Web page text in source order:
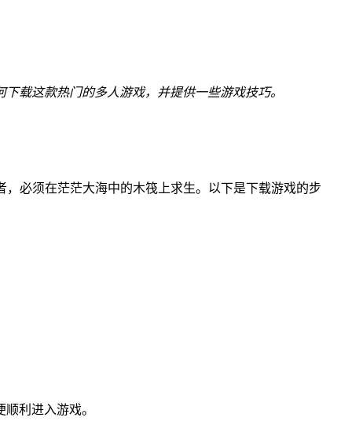
载这款热门的多人游戏，并提供一些游戏技巧。
必须在茫茫大海中的木筏上求生。以下是下载游戏的步
利进入游戏。